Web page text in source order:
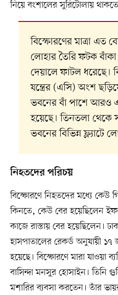
নিয়ে বংশালের সুরিটোলায়
বিস্ফোরণের মাত্রা এত
লোহার তৈরি ফটক
দেয়ালে ফাটল ধরেছে।
যন্ত্রের (এসি) অংশ
ভবনের বাঁ পাশে আরও
হয়েছে। তিনতলা থেকে
ভবনের বিভিন্ন
নিহতদের পরিচয়
বিস্ফোরণে নিহতদের মধ্যে কেউ
কিনতে, কেউ বের হয়েছিলেন
কাজে রাস্তায় বের হয়েছিলেন।
হাসপাতালের রেকর্ড অনুযায়ী
হয়েছে। বিস্ফোরণে মারা যাওয়া
বাসিন্দা মনসুর হোসাইন। তিনি
মশারির ব্যবসা করতেন। তাঁর